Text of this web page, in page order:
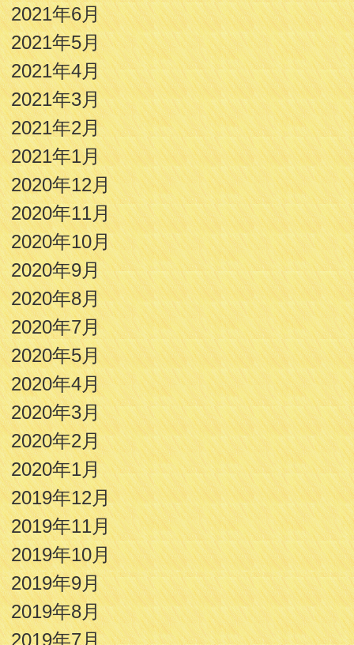
2021年6月
2021年5月
2021年4月
2021年3月
2021年2月
2021年1月
2020年12月
2020年11月
2020年10月
2020年9月
2020年8月
2020年7月
2020年5月
2020年4月
2020年3月
2020年2月
2020年1月
2019年12月
2019年11月
2019年10月
2019年9月
2019年8月
2019年7月